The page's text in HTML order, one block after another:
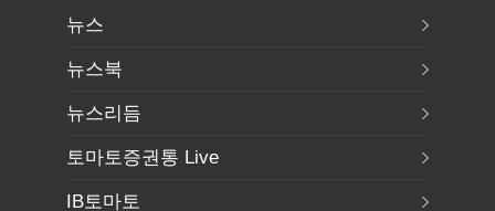
뉴스
뉴스북
뉴스리듬
토마토증권통 Live
IB토마토